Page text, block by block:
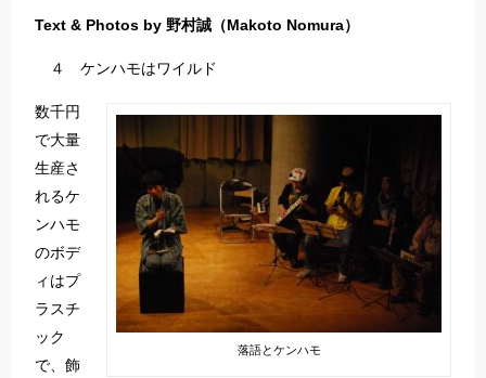
Text & Photos by 野村誠（Makoto Nomura）
４ ケンハモはワイルド
落語とケンハモ
数千円
で大量
生産さ
れるケ
ンハモ
のボデ
ィはプ
ラスチ
ック
で、飾